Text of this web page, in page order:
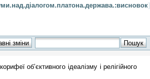
]
об’єктивного ідеалізму і релігійного